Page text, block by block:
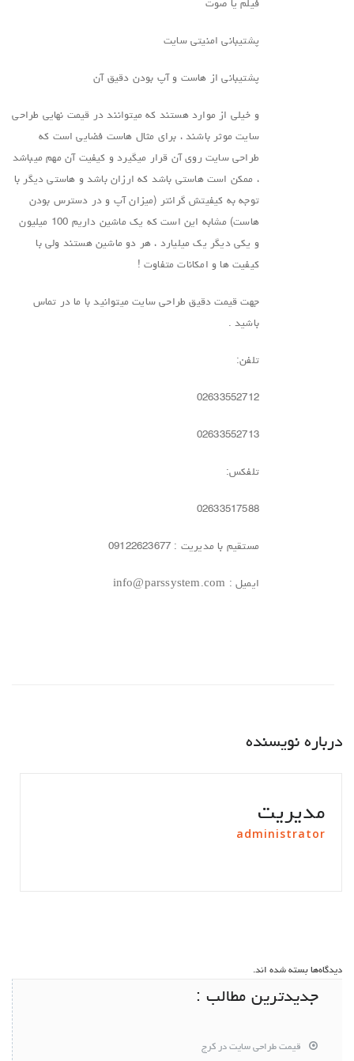
فیلم یا صوت
پشتیبانی امنیتی سایت
پشتیبانی از هاست و آپ بودن دقیق آن
و خیلی از موارد هستند که میتوانند در قیمت نهایی طراحی
سایت موثر باشند ، برای مثال هاست فضایی است که
طراحی سایت روی آن قرار میگیرد و کیفیت آن مهم میباشد
، ممکن است هاستی باشد که ارزان باشد و هاستی دیگر با
توجه به کیفیتش گرانتر (میزان آپ و در دسترس بودن
هاست) مشابه این است که یک ماشین داریم 100 میلیون
و یکی دیگر یک میلیارد ، هر دو ماشین هستند ولی با
کیفیت ها و امکانات متفاوت !
جهت قیمت دقیق طراحی سایت میتوانید با ما در تماس
باشید .
تلفن:
02633552712
02633552713
تلفکس:
02633517588
مستقیم با مدیریت : 09122623677
ایمیل : info@parssystem.com
درباره نویسنده
مدیریت
administrator
دیدگاه‌ها بسته شده اند.
جدیدترین مطالب :
قیمت طراحی سایت در کرج